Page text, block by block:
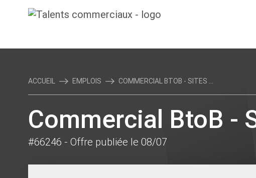
ACCUEIL EMPLOIS COMMERCIAL BTOB - SITES ...
Commercial BtoB -
#66246 - Offre publiée le 08/07